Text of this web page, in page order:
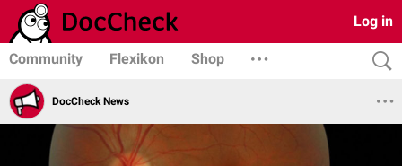
Log in
Community Flexikon Shop
DocCheck News